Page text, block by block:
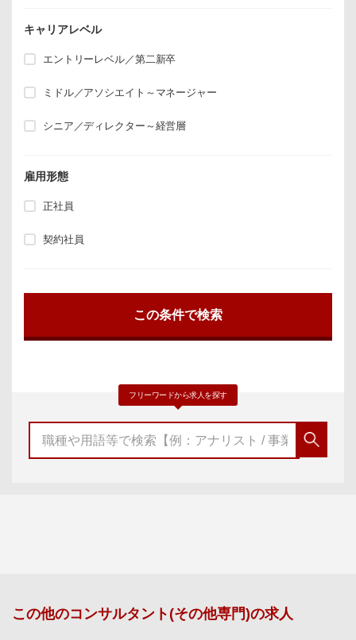
キャリアレベル
エントリーレベル／第二新卒
ミドル／アソシエイト～マネージャー
シニア／ディレクター～経営層
雇用形態
正社員
契約社員
フリーワードから求人を探す
この他のコンサルタント(その他専門)の求人